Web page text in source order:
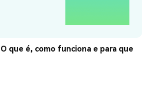
que é, como funciona e para que